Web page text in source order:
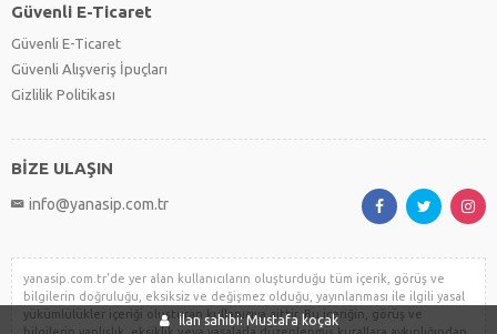
İlan sahibi: Mustafa koçak
Güvenli E-Ticaret
Güvenli E-Ticaret
Güvenli Alışveriş İpuçları
Gizlilik Politikası
BİZE ULAŞIN
info@yanasip.com.tr
yanasip.com.tr'de yer alan kullanıcıların oluşturduğu tüm içerik, görüş ve
bilgilerin doğruluğu, eksiksiz ve değişmez olduğu, yayınlanması ile ilgili yasal
yükümlülükler içeriği oluşturan kullanıcıya aittir. Bu içeriğin, görüş ve